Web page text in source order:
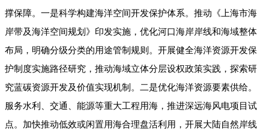
撑保障。一是科学构建海洋空间开发保护体系。推动《上海市海
岸带及海洋空间规划》印发实施，优化河口海岸岸线和海域整体
布局，明确分级分类的用途管制规则。开展健全海洋资源开发保
护制度实施路径研究，推动海域立体分层设权政策实践，探索研
究蓝碳资源开发及价值实现机制。二是优化海洋资源要素供给。
服务水利、交通、能源等重大工程用海，推进深远海风电项目试
点。加快推动低效或闲置用海合理盘活利用，开展大陆自然岸线